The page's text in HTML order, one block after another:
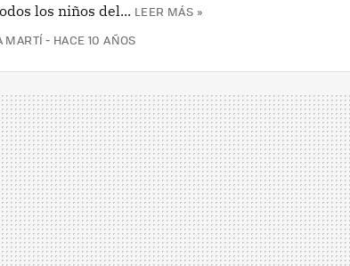
los niños del... LEER MÁS »
MARTÍ HACE 10 AÑOS